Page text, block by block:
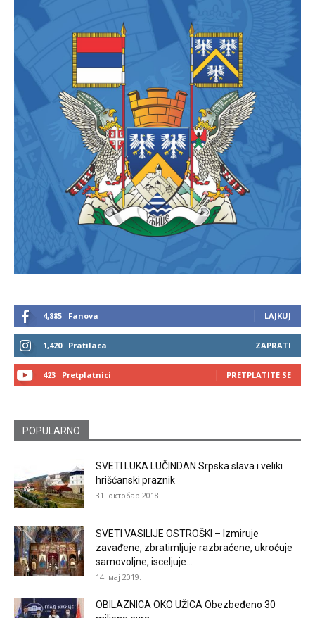
4,885 Fanova LAJKUJ
1,420 Pratilaca ZAPRATI
423 Pretplatnici PRETPLATITE SE
POPULARNO
SVETI LUKA LUČINDAN Srpska slava i veliki
hrišćanski praznik
31. октобар 2018.
SVETI VASILIJE OSTROŠKI – Izmiruje
zavađene, zbratimljuje razbraćene, ukroćuje
samovoljne, isceljuje...
14. мај 2019.
OBILAZNICA OKO UŽICA Obezbeđeno 30